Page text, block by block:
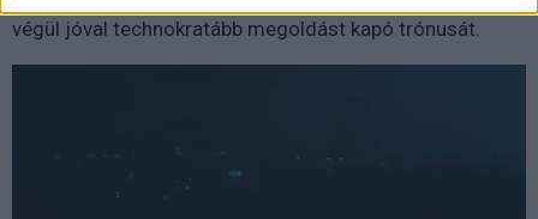
végül jóval technokratább megoldást kapó trónusát.